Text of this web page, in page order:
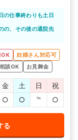
の仕事終わりも土日
レスなく通院できた
の、その後の通院先
、年中無休というと
便利でした。
OK
妊婦さん対応可
談OK お見舞金
金 土 日
祝
○ ○ ℡ ○
る